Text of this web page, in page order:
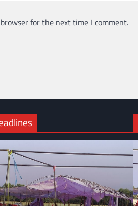
for the next time I comment.